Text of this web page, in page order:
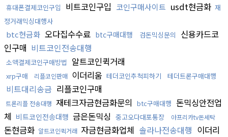
휴대폰결제코인구입 비트코인구입 코인구매사이트 usdt현금화 재
정거래믹싱대행사
btc현금화 오다집수수료 btc구매대행 검돈믹싱문의
신용카드코
인구매 비트코인전송대행
소액결제코인구매방법 알트코인퀵거래
xrp구매 리플코인판매 이더리움 테더코인추척피하기 테더트론구매대행
비트대리송금 리플코인구매
트론리플 전송대행 재테크자금현금화문의 btc구매대행 돈믹싱안전업
체 비트코인전송대행 금은돈믹싱 중고오다대포통장 아프리카tv돈세탁
돈현금화 알트코인퀵거래 자금현금화업체 솔라나전송대행 이더리